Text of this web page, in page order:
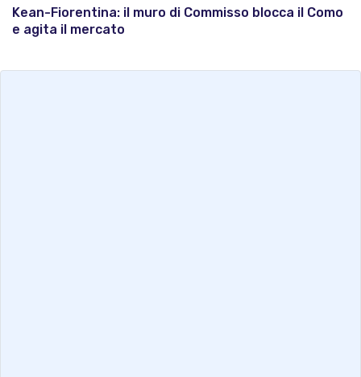
Kean-Fiorentina: il muro di Commisso blocca il Como
e agita il mercato